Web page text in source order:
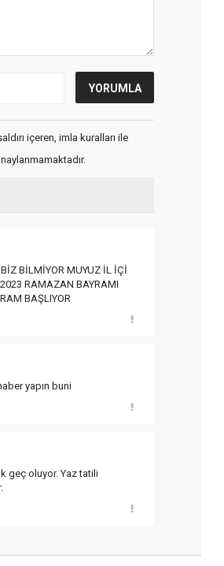
içeren, imla kuralları ile
BİLMİYOR MUYUZ İL İÇİ
RAMAZAN BAYRAMI
BAŞLIYOR
yapın buni
geç oluyor. Yaz tatili